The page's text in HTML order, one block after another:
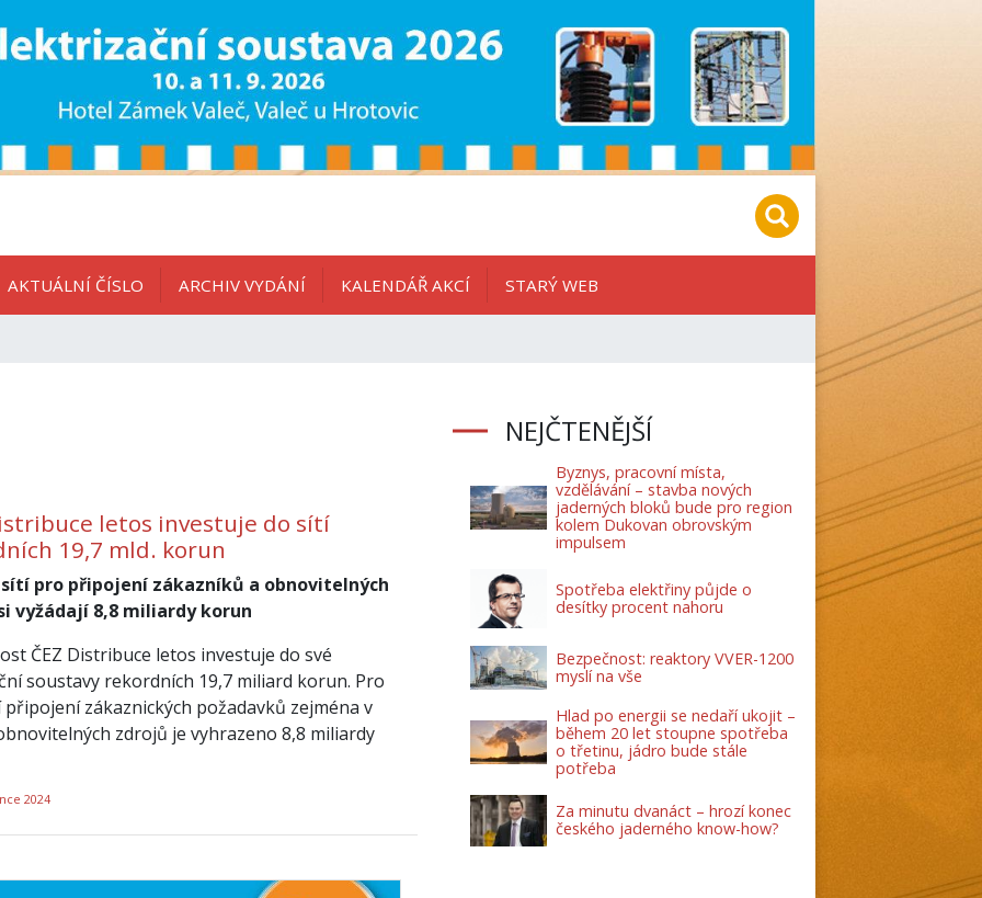
AKTUÁLNÍ ČÍSLO ARCHIV VYDÁNÍ KALENDÁŘ AKCÍ STARÝ WEB
letos investuje do sítí
19,7 mld. korun
pro připojení zákazníků a obnovitelných
vyžádají 8,8 miliardy korun
ČEZ Distribuce letos investuje do své
soustavy rekordních 19,7 miliard korun. Pro
připojení zákaznických požadavků zejména v
zdrojů je vyhrazeno 8,8 miliardy
2024
NEJČTENĚJŠÍ
Byznys, pracovní místa,
vzdělávání – stavba nových
jaderných bloků bude pro region
kolem Dukovan obrovským
impulsem
Spotřeba elektřiny půjde o
desítky procent nahoru
Bezpečnost: reaktory VVER-1200
myslí na vše
Hlad po energii se nedaří ukojit –
během 20 let stoupne spotřeba
o třetinu, jádro bude stále
potřeba
Za minutu dvanáct – hrozí konec
českého jaderného know-how?